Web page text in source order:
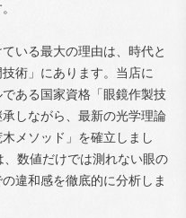
いる最大の理由は、時代と
術」にあります。当店に
ある国家資格「眼鏡作製技
しながら、最新の光学理論
メソッド」を確立しまし
数値だけでは測れない眼の
違和感を徹底的に分析しま